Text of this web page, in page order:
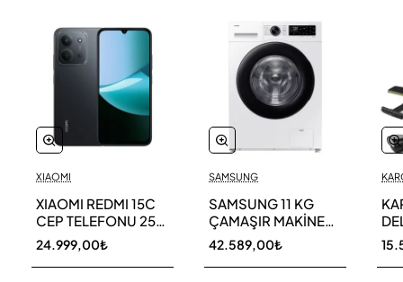
XIAOMI
XIAOMI REDMI 15C
CEP TELEFONU 256
GB
24.999,00₺
SAMSUNG
SAMSUNG 11 KG
ÇAMAŞIR MAKİNESİ
WW11DG5B25AEAH
42.589,00₺